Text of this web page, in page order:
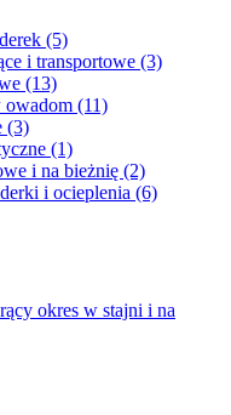
(5)
i transportowe (3)
(13)
(11)
(3)
(1)
i na bieżnię (2)
i ocieplenia (6)
okres w stajni i na